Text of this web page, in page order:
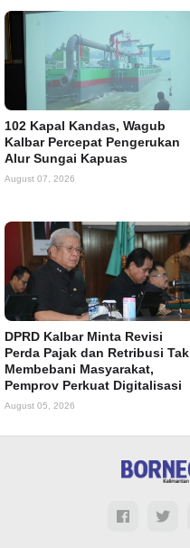
102 Kapal Kandas, Wagub
Kalbar Percepat Pengerukan
Alur Sungai Kapuas
August 07, 2026
DPRD Kalbar Minta Revisi
Perda Pajak dan Retribusi Tak
Membebani Masyarakat,
Pemprov Perkuat Digitalisasi
August 05, 2026